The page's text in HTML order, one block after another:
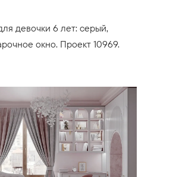
девочки 6 лет: серый,
окно. Проект 10969.